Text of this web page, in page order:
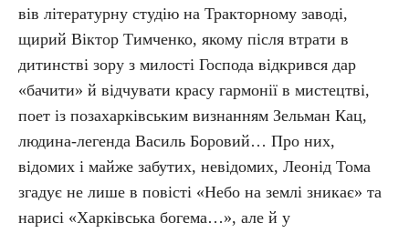
вів літературну студію на Тракторному заводі,
щирий Віктор Тимченко, якому після втрати в
дитинстві зору з милості Господа відкрився дар
«бачити» й відчувати красу гармонії в мистецтві,
поет із позахарківським визнанням Зельман Кац,
людина-легенда Василь Боровий… Про них,
відомих і майже забутих, невідомих, Леонід Тома
згадує не лише в повісті «Небо на землі зникає» та
нарисі «Харківська богема…», але й у